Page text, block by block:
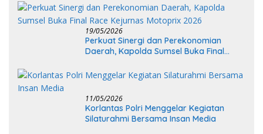
19/05/2026
Perkuat Sinergi dan Perekonomian
Daerah, Kapolda Sumsel Buka Final
11/05/2026
Korlantas Polri Menggelar Kegiatan
Silaturahmi Bersama Insan Media